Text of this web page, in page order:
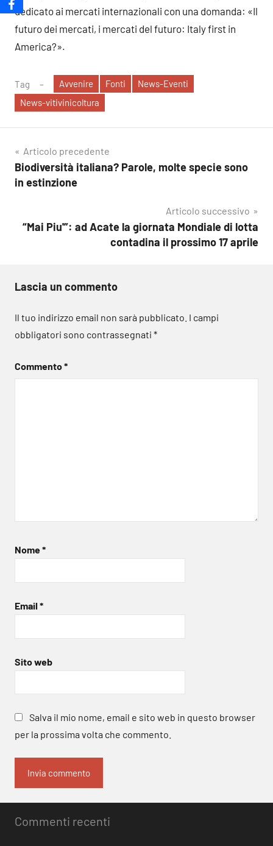
dedicato ai mercati internazionali con una domanda: «Il
futuro dei mercati, i mercati del futuro: Italy first in
America?».
Tag Avvenire Fonti
News-Eventi
News-vitivinicoltura
Navigazione
articoli
Articolo precedente
Biodiversità italiana? Parole, molte specie sono
in estinzione
Articolo successivo
“Mai Piu'”: ad Acate la giornata Mondiale di lotta
contadina il prossimo 17 aprile
Lascia un commento
Il tuo indirizzo email non sarà pubblicato. I campi
obbligatori sono contrassegnati *
Commento*
Nome*
Email *
Sito web
Salva il mio nome, email e sito web in questo browser
per la prossima volta che commento.
Commenti recenti